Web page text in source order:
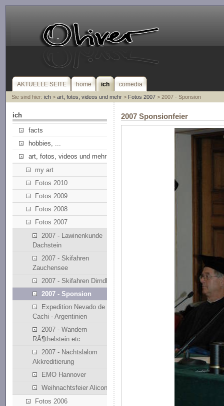
AKTUELLE SEITE home ich comedia
Sie sind hier: ich> art, fotos, videos und mehr> Fotos 2007> 2007 - Sponsion
ich
facts
hobbies, ...
art, fotos, videos und mehr
my art
Fotos 2010
Fotos 2009
Fotos 2008
Fotos 2007
2007 - Lawinenkunde
Dachstein
2007 - Skifahren
Zauchensee
2007 - Skifahren Dirndllift
2007 - Sponsion
Expedition Nevado de
Cachi - Argentinien
2007 - Wandern
RÃ¶thelstein etc
2007 - Nachtslalom
Akkreditierung
EMO Hannover
Weihnachtsfeier Alicona
Fotos 2006
2007 Sponsionfeier